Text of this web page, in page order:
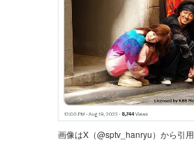
画像はX（@sptv_hanryu）から引用